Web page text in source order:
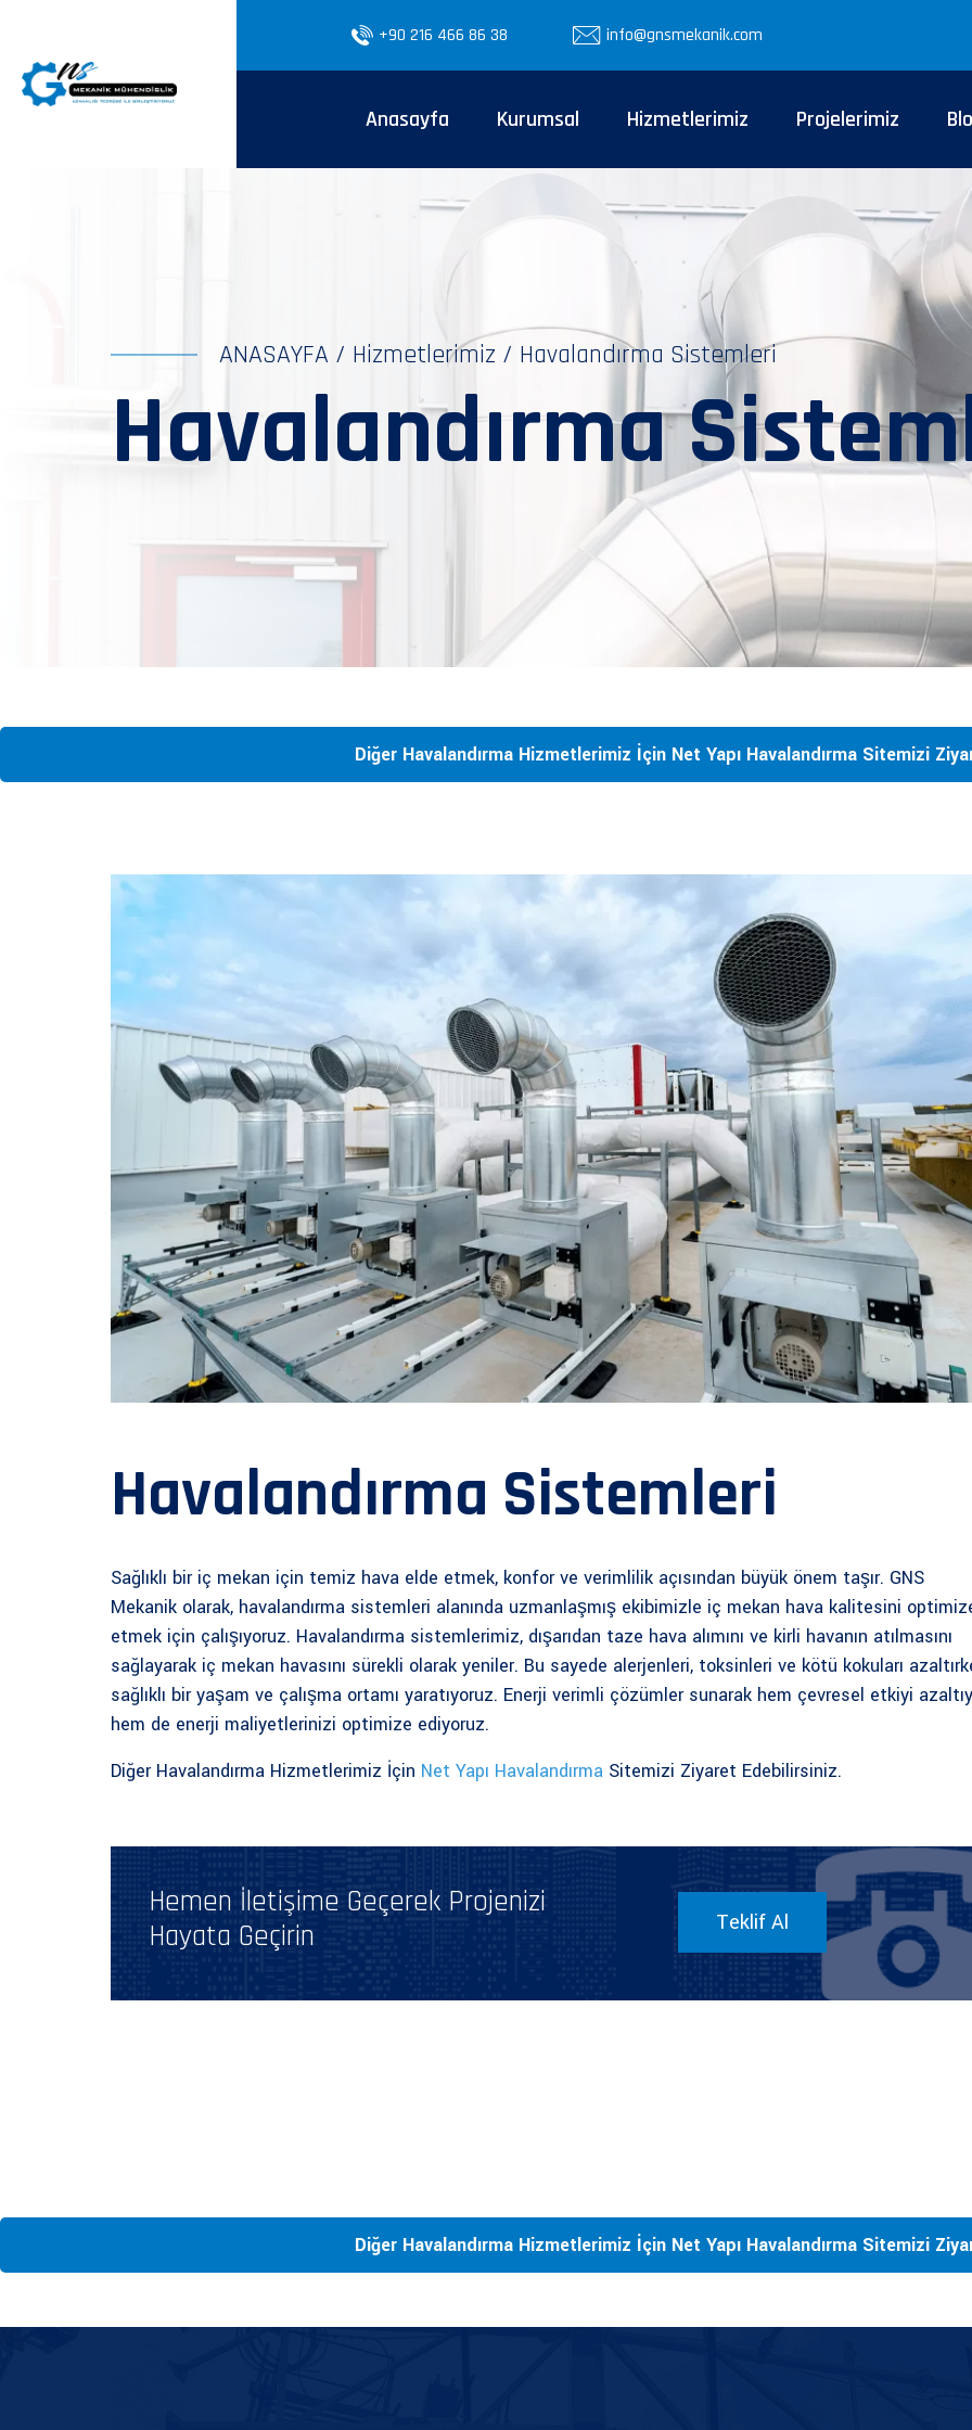
+90 216 466 86 38 info@gnsmekanik.com
Anasayfa Kurumsal Hizmetlerimiz Projelerimiz
ANASAYFA / Hizmetlerimiz / Havalandırma Sistemleri
Havalandırma
Diğer Havalandırma Hizmetlerimiz İçin Net Yapı Havalandırma Sitemizi
Havalandırma Sistemleri
Sağlıklı bir iç mekan için temiz hava elde etmek, konfor ve verimlilik açısından büyük önem taşır. GNS
Mekanik olarak, havalandırma sistemleri alanında uzmanlaşmış ekibimizle iç mekan hava kalitesini
etmek için çalışıyoruz. Havalandırma sistemlerimiz, dışarıdan taze hava alımını ve kirli havanın atılmasını
sağlayarak iç mekan havasını sürekli olarak yeniler. Bu sayede alerjenleri, toksinleri ve kötü kokuları
sağlıklı bir yaşam ve çalışma ortamı yaratıyoruz. Enerji verimli çözümler sunarak hem çevresel etkiyi
hem de enerji maliyetlerinizi optimize ediyoruz.
Diğer Havalandırma Hizmetlerimiz İçin Net Yapı Havalandırma Sitemizi Ziyaret Edebilirsiniz.
Hemen İletişime Geçerek Projenizi
Hayata Geçirin
Teklif Al
Diğer Havalandırma Hizmetlerimiz İçin Net Yapı Havalandırma Sitemizi